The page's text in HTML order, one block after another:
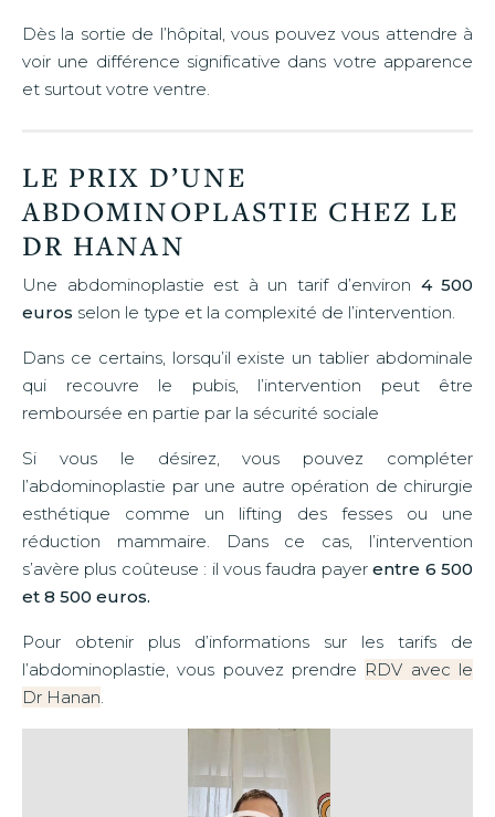
Dès la sortie de l’hôpital, vous pouvez vous attendre à
voir une différence significative dans votre apparence
et surtout votre ventre.
LE PRIX D’UNE
ABDOMINOPLASTIE CHEZ LE
DR HANAN
Une abdominoplastie est à un tarif d’environ 4 500
euros selon le type et la complexité de l’intervention.
Dans ce certains, lorsqu’il existe un tablier abdominale
qui recouvre le pubis, l’intervention peut être
remboursée en partie par la sécurité sociale
Si vous le désirez, vous pouvez compléter
l’abdominoplastie par une autre opération de chirurgie
esthétique comme un lifting des fesses ou une
réduction mammaire. Dans ce cas, l’intervention
s’avère plus coûteuse : il vous faudra payerentre 6 500
et 8 500 euros.
Pour obtenir plus d’informations sur les tarifs de
l’abdominoplastie, vous pouvez prendre RDV avec le
Dr Hanan